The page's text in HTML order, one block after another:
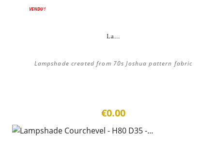
VENDU !
La...
Lampshade created from 70s Joshua pattern fabric
€0.00